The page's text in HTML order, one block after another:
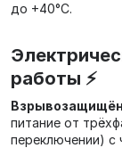
до +40°C.
работы ⚡
питание от
переключении) с